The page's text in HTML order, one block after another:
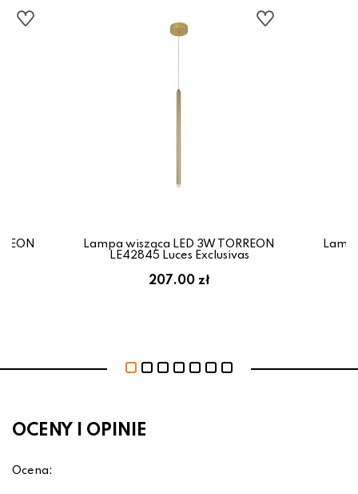
Lampa wisząca LED 3W TORREON
LE42845 Luces Exclusivas
207.00 zł
OCENY I OPINIE
Ocena: